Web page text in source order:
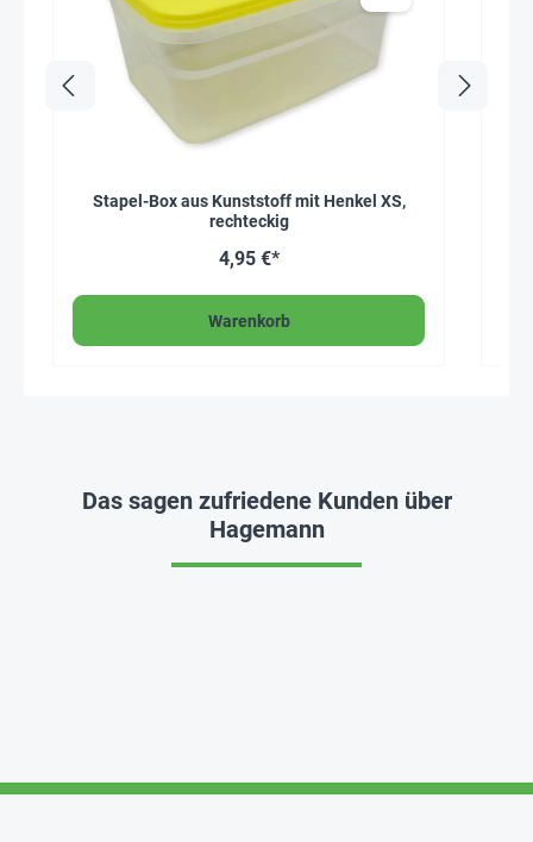
Stapel-Box aus Kunststoff mit Henkel XS,
rechteckig
4,95 €*
Warenkorb
Das sagen zufriedene Kunden über
Hagemann